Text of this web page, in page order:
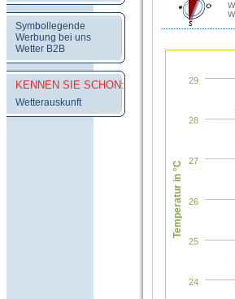
Symbollegende
Werbung bei uns
Wetter B2B
KENNEN SIE SCHON:
Wetterauskunft
Temperatur in °C
24
25
26
27
28
29